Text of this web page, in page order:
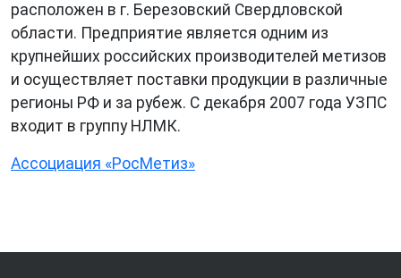
расположен в г. Березовский Свердловской
области. Предприятие является одним из
крупнейших российских производителей метизов
и осуществляет поставки продукции в различные
регионы РФ и за рубеж. С декабря 2007 года УЗПС
входит в группу НЛМК.
Ассоциация «РосМетиз»